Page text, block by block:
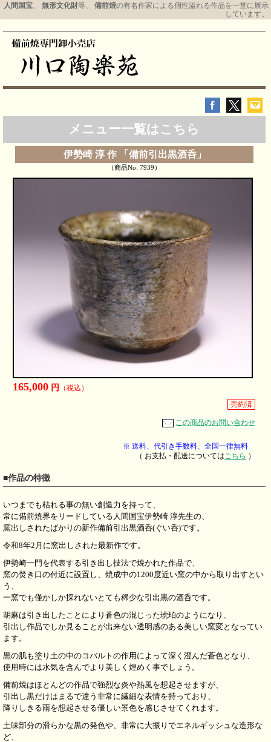
人間国宝、 無形文化財等、 備前焼の有名作家による個性溢れる作品を一堂に展示
しています。
メニュー一覧はこちら
伊勢崎 淳 作 「備前引出黒酒呑」
（商品No. 7939）
165,000 円
（税込）
売約済
この商品のお問い合わせ
※ 送料、代引き手数料、全国一律無料
（ お支払・配送については こちら ）
■作品の特徴
いつまでも枯れる事の無い創造力を持って、
常に備前焼界をリードしている人間国宝伊勢崎 淳先生の、
窯出しされたばかりの新作備前引出黒酒呑(ぐい呑)です。
令和8年2月に窯出しされた最新作です。
伊勢崎一門を代表する引き出し技法で焼かれた作品で、
窯の焚き口の付近に設置し、焼成中の1200度近い窯の中から取り出すとい
う、
一窯でも僅かしか採れないとても稀少な引出黒の酒呑です。
胡麻は引き出したことにより蒼色の混じった琥珀のようになり、
引出し作品でしか見ることが出来ない透明感のある美しい窯変となってい
ます。
黒の肌も塗り土の中のコバルトの作用によって深く澄んだ蒼色となり、
使用時には水気を含んでより美しく煌めく事でしょう。
備前焼はほとんどの作品で強烈な炎や熱風を想起させますが、
引出し黒だけはまるで違う非常に繊細な表情を持っており、
降りしきる雨を想起させる優しい景色を感じさせてくれます。
土味部分の滑らかな黒の発色や、非常に大振りでエネルギッシュな造形な
ど、